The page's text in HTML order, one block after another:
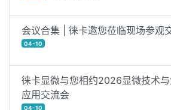
会议合集 | 徕卡邀您莅临现场参观
04-10
徕卡显微与您相约2026显微技术
应用交流会
04-10